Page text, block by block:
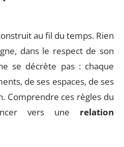
au fil du temps. Rien
dans le respect de son
se décrète pas : chaque
de ses espaces, de ses
Comprendre ces règles du
vers une relation